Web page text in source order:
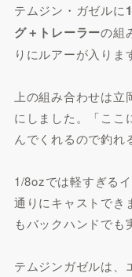
テムジン・ガゼルに
グ＋トレーラーの組
りにルアーが入りま
上の組み合わせは
にしました。「ここ
んでくれるので釣れ
1/8ozでは軽すぎる
通りにキャストでき
もバックハンドでも
テムジンガゼルは、